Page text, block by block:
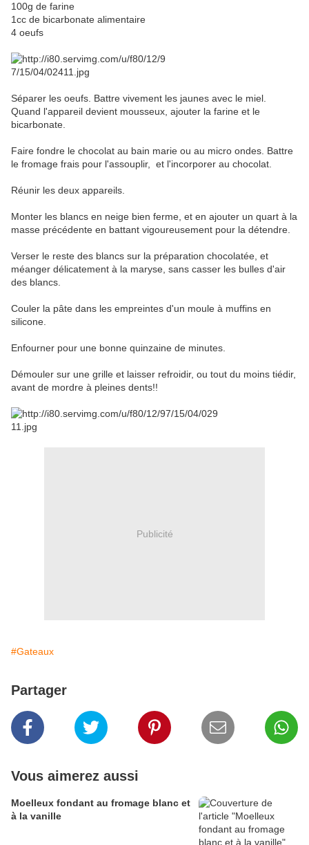
100g de farine
1cc de bicarbonate alimentaire
4 oeufs
Séparer les oeufs. Battre vivement les jaunes avec le miel.
Quand l'appareil devient mousseux, ajouter la farine et le
bicarbonate.
Faire fondre le chocolat au bain marie ou au micro ondes. Battre
le fromage frais pour l'assouplir, et l'incorporer au chocolat.
Réunir les deux appareils.
Monter les blancs en neige bien ferme, et en ajouter un quart à la
masse précédente en battant vigoureusement pour la détendre.
Verser le reste des blancs sur la préparation chocolatée, et
méanger délicatement à la maryse, sans casser les bulles d'air
des blancs.
Couler la pâte dans les empreintes d'un moule à muffins en
silicone.
Enfourner pour une bonne quinzaine de minutes.
Démouler sur une grille et laisser refroidir, ou tout du moins tiédir,
avant de mordre à pleines dents!!
Publicité
#Gateaux
Partager
Vous aimerez aussi
Moelleux fondant au fromage blanc et
à la vanille